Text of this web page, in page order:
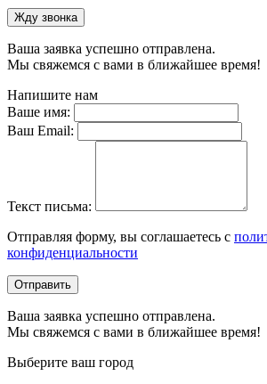
Жду звонка
Ваша заявка успешно отправлена.
Мы свяжемся с вами в ближайшее время!
Напишите нам
Ваше имя:
Ваш Email:
Текст письма:
Отправляя форму, вы соглашаетесь с
конфиденциальности
Отправить
Ваша заявка успешно отправлена.
Мы свяжемся с вами в ближайшее время!
Выберите ваш город